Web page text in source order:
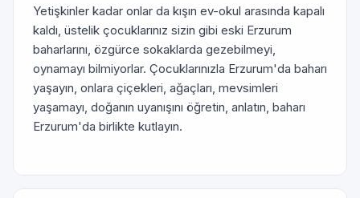
Yetişkinler kadar onlar da kışın ev-okul arasında kapalı
kaldı, üstelik çocuklarınız sizin gibi eski Erzurum
baharlarını, özgürce sokaklarda gezebilmeyi,
oynamayı bilmiyorlar. Çocuklarınızla Erzurum'da baharı
yaşayın, onlara çiçekleri, ağaçları, mevsimleri
yaşamayı, doğanın uyanışını öğretin, anlatın, baharı
Erzurum'da birlikte kutlayın.